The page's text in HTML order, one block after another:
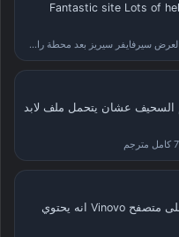
Fantastic site Lots of
رومان رينز يتصدر البوستر الرسمي لعرض سيرفايفر سيريز بعد محطة راسلمينيا
السحيف عشان يتحمل ملف لابد
مرحبا لماذا تضعون العرض على متصفح Vinovo انه يحتوي